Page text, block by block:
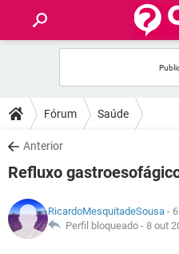
FÓRUM
SAÚDE
NUTRIÇÃO
Fórum Saúde
Anterior
Refluxo
RicardoMesquitadeSousa -
Perfil bloqueado - 8 out